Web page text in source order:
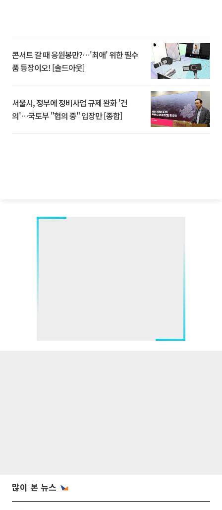
콘서트 갈 때 응원봉만?⋯'최애' 위한 필수
품 등장이오! [솔드아웃]
서울시, 정부에 정비사업 규제 완화 '건
의'⋯국토부 "협의 중" 입장만 [종합]
많이 본 뉴스